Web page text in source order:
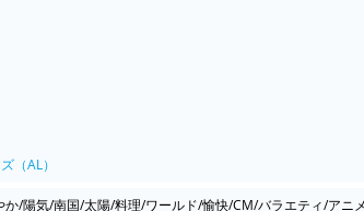
（AL）
/陽気/南国/太陽/料理/ワールド/愉快/CM/バラエティ/アニ